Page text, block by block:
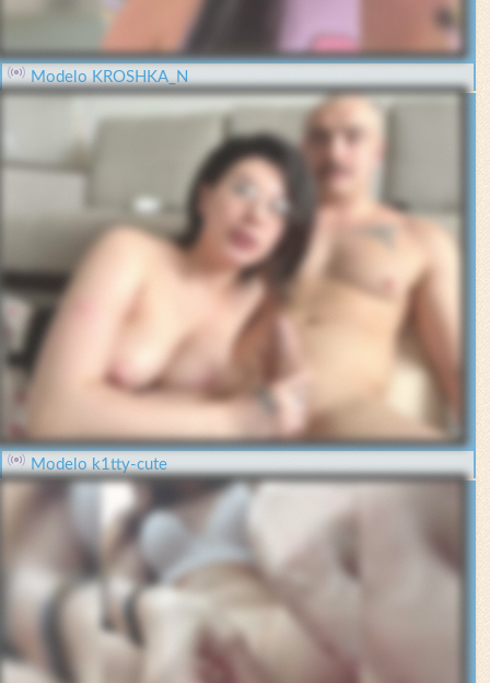
Modelo KROSHKA_N
Modelo k1tty-cute